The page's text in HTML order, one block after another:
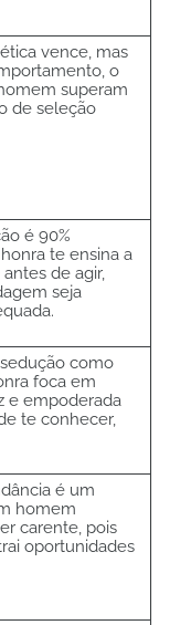
vence, mas
o
superam
de seleção
é 90%
te ensina a
de agir,
seja
como
foca em
e empoderada
te conhecer,
é um
homem
carente, pois
oportunidades